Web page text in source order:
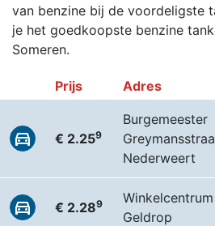
van benzine bij de voordeligste
je het goedkoopste benzine
Someren.
Prijs Adres
€ 2.259
Burgemeester
Nederweert
€ 2.289
Geldrop